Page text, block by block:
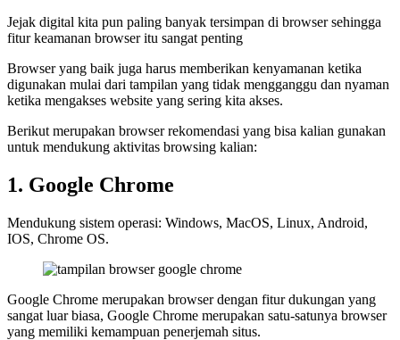
Jejak digital kita pun paling banyak tersimpan di browser sehingga
fitur keamanan browser itu sangat penting
Browser yang baik juga harus memberikan kenyamanan ketika
digunakan mulai dari tampilan yang tidak mengganggu dan nyaman
ketika mengakses website yang sering kita akses.
Berikut merupakan browser rekomendasi yang bisa kalian gunakan
untuk mendukung aktivitas browsing kalian:
1. Google Chrome
Mendukung sistem operasi: Windows, MacOS, Linux, Android,
IOS, Chrome OS.
Google Chrome merupakan browser dengan fitur dukungan yang
sangat luar biasa, Google Chrome merupakan satu-satunya browser
yang memiliki kemampuan penerjemah situs.